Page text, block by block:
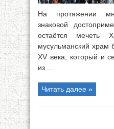
На протяжении
знаковой
остаётся мечеть
мусульманский храм
XV века, который и
из ...
Читать далее »